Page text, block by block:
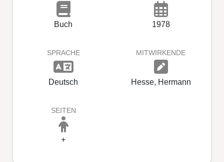
Buch 1978
SPRACHE
Deutsch
MITWIRKENDE
Hesse, Hermann
SEITEN
+